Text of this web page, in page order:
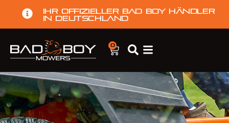
Ihr offizieller Bad Boy Händler
in Deutschland
0